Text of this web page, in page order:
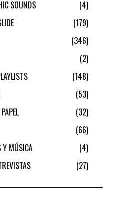
SOUNDS
4
179
346
2
148
53
32
66
Y MÚSICA
4
27